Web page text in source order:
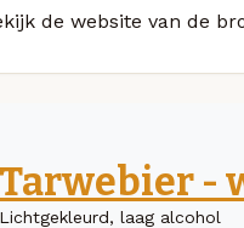
de website van de
Tarwebier -
Lichtgekleurd, laag alcohol